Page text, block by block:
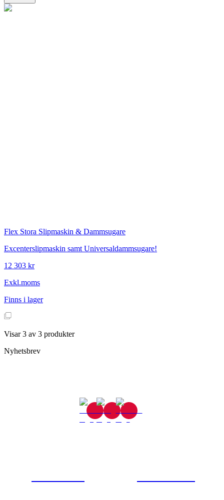
Flex Stora Slipmaskin & Dammsugare
Excenterslipmaskin samt Universaldammsugare!
12 303 kr
Exkl.moms
Finns i lager
Visar3 av 3 produkter
Nyhetsbrev